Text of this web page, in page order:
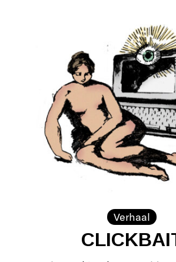
Verhaal